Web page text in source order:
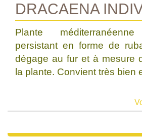
DRACAENA
Plante
persistant en forme de
dégage au fur et à mesure
la plante. Convient très bien